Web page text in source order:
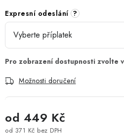
Expresní odeslání ?
Možnosti doručení
od 449 Kč
od 371 Kč bez DPH